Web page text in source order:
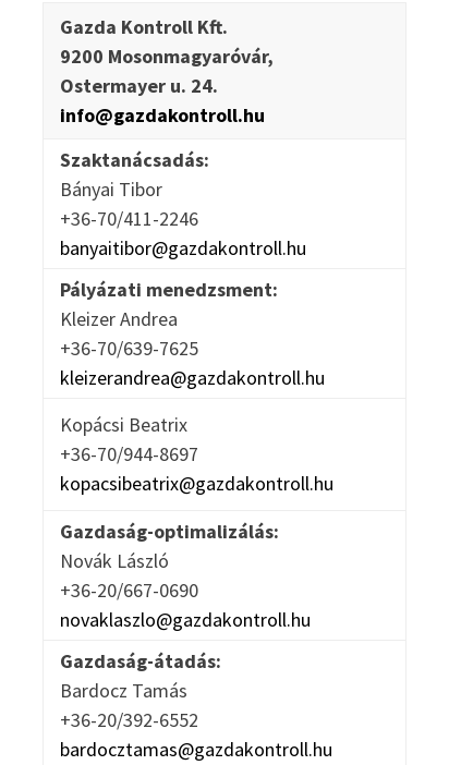
Gazda Kontroll Kft.
9200 Mosonmagyaróvár,
Ostermayer u. 24.
info@gazdakontroll.hu
Szaktanácsadás:
Bányai Tibor
+36-70/411-2246
banyaitibor@gazdakontroll.hu
Pályázati menedzsment:
Kleizer Andrea
+36-70/639-7625
kleizerandrea@gazdakontroll.hu
Kopácsi Beatrix
+36-70/944-8697
kopacsibeatrix@gazdakontroll.hu
Gazdaság-optimalizálás:
Novák László
+36-20/667-0690
novaklaszlo@gazdakontroll.hu
Gazdaság-átadás:
Bardocz Tamás
+36-20/392-6552
bardocztamas@gazdakontroll.hu